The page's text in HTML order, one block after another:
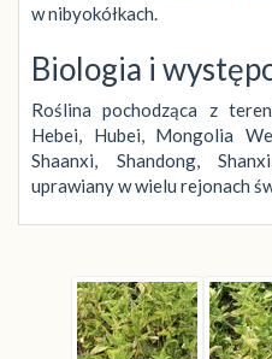
w nibyokółkach.
Biologia i
Roślina pochodząca z
Hebei, Hubei, Mongolia
Shaanxi, Shandong,
uprawiany w wielu rejonach